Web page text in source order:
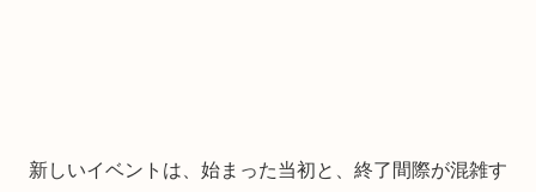
新しいイベントは、始まった当初と、終了間際が混雑す